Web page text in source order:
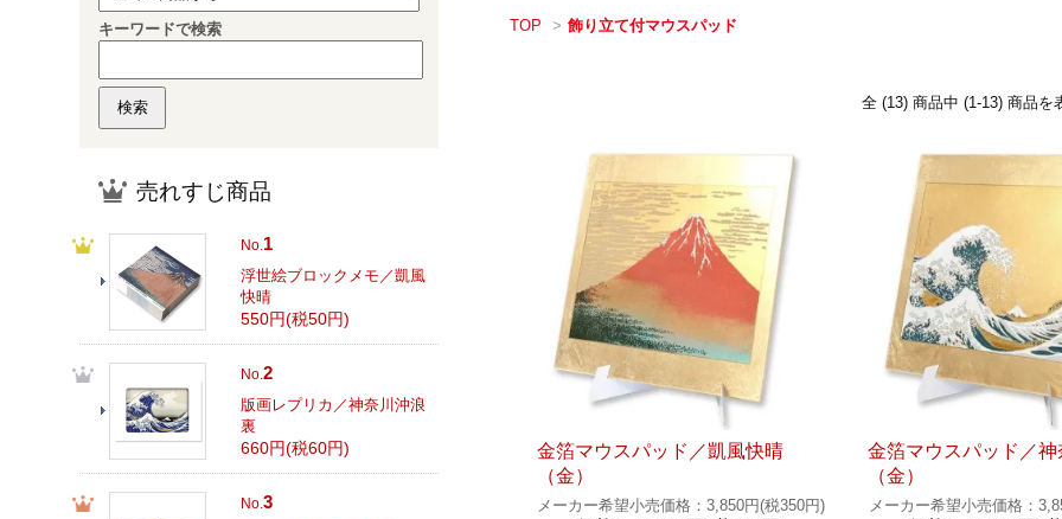
TOP > 飾り立て付マウスパッド
全 (13) 商品中 (1-13) 商品を
金箔マウスパッド／凱風快晴
（金）
メーカー希望小売価格：3,850円(税350円)
金箔マウスパッド／神
（金）
メーカー希望小売価格：
キーワードで検索
売れすじ商品
No. 1
浮世絵ブロックメモ／凱風
快晴
550円(税50円)
No. 2
版画レプリカ／神奈川沖浪
裏
660円(税60円)
No. 3